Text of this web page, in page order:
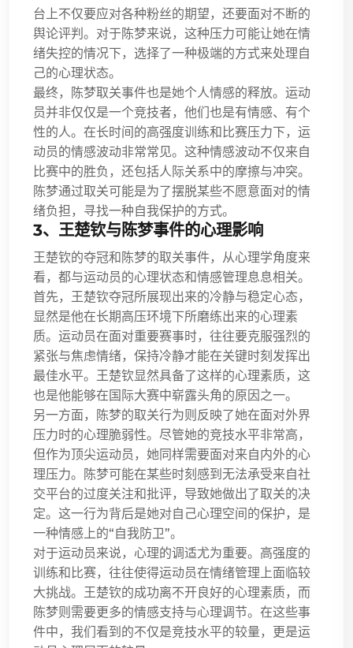
台上不仅要应对各种粉丝的期望，还要面对不断的
舆论评判。对于陈梦来说，这种压力可能让她在情
绪失控的情况下，选择了一种极端的方式来处理自
己的心理状态。
最终，陈梦取关事件也是她个人情感的释放。运动
员并非仅仅是一个竞技者，他们也是有情感、有个
性的人。在长时间的高强度训练和比赛压力下，运
动员的情感波动非常常见。这种情感波动不仅来自
比赛中的胜负，还包括人际关系中的摩擦与冲突。
陈梦通过取关可能是为了摆脱某些不愿意面对的情
绪负担，寻找一种自我保护的方式。
3、王楚钦与陈梦事件的心理影响
王楚钦的夺冠和陈梦的取关事件，从心理学角度来
看，都与运动员的心理状态和情感管理息息相关。
首先，王楚钦夺冠所展现出来的冷静与稳定心态，
显然是他在长期高压环境下所磨练出来的心理素
质。运动员在面对重要赛事时，往往要克服强烈的
紧张与焦虑情绪，保持冷静才能在关键时刻发挥出
最佳水平。王楚钦显然具备了这样的心理素质，这
也是他能够在国际大赛中崭露头角的原因之一。
另一方面，陈梦的取关行为则反映了她在面对外界
压力时的心理脆弱性。尽管她的竞技水平非常高，
但作为顶尖运动员，她同样需要面对来自内外的心
理压力。陈梦可能在某些时刻感到无法承受来自社
交平台的过度关注和批评，导致她做出了取关的决
定。这一行为背后是她对自己心理空间的保护，是
一种情感上的“自我防卫”。
对于运动员来说，心理的调适尤为重要。高强度的
训练和比赛，往往使得运动员在情绪管理上面临较
大挑战。王楚钦的成功离不开良好的心理素质，而
陈梦则需要更多的情感支持与心理调节。在这些事
件中，我们看到的不仅是竞技水平的较量，更是运